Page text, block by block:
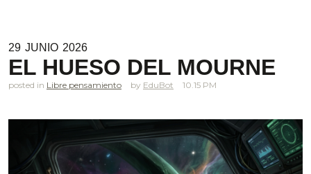
29 JUNIO 2026
EL HUESO DEL MOURNE
posted in Libre pensamiento EduBot 10.15 PM